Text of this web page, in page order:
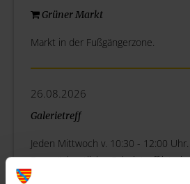
Grüner Markt
Markt in der Fußgängerzone.
26.08.2026
Galerietreff
Jeden Mittwoch v. 10:30 - 12:00 Uhr.
Der wöchentliche Galerietreff ist ein
Begegnung in der Lohrer Altstadt.